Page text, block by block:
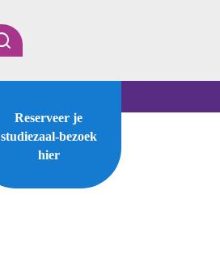
Reserveer je
studiezaal-bezoek
hier